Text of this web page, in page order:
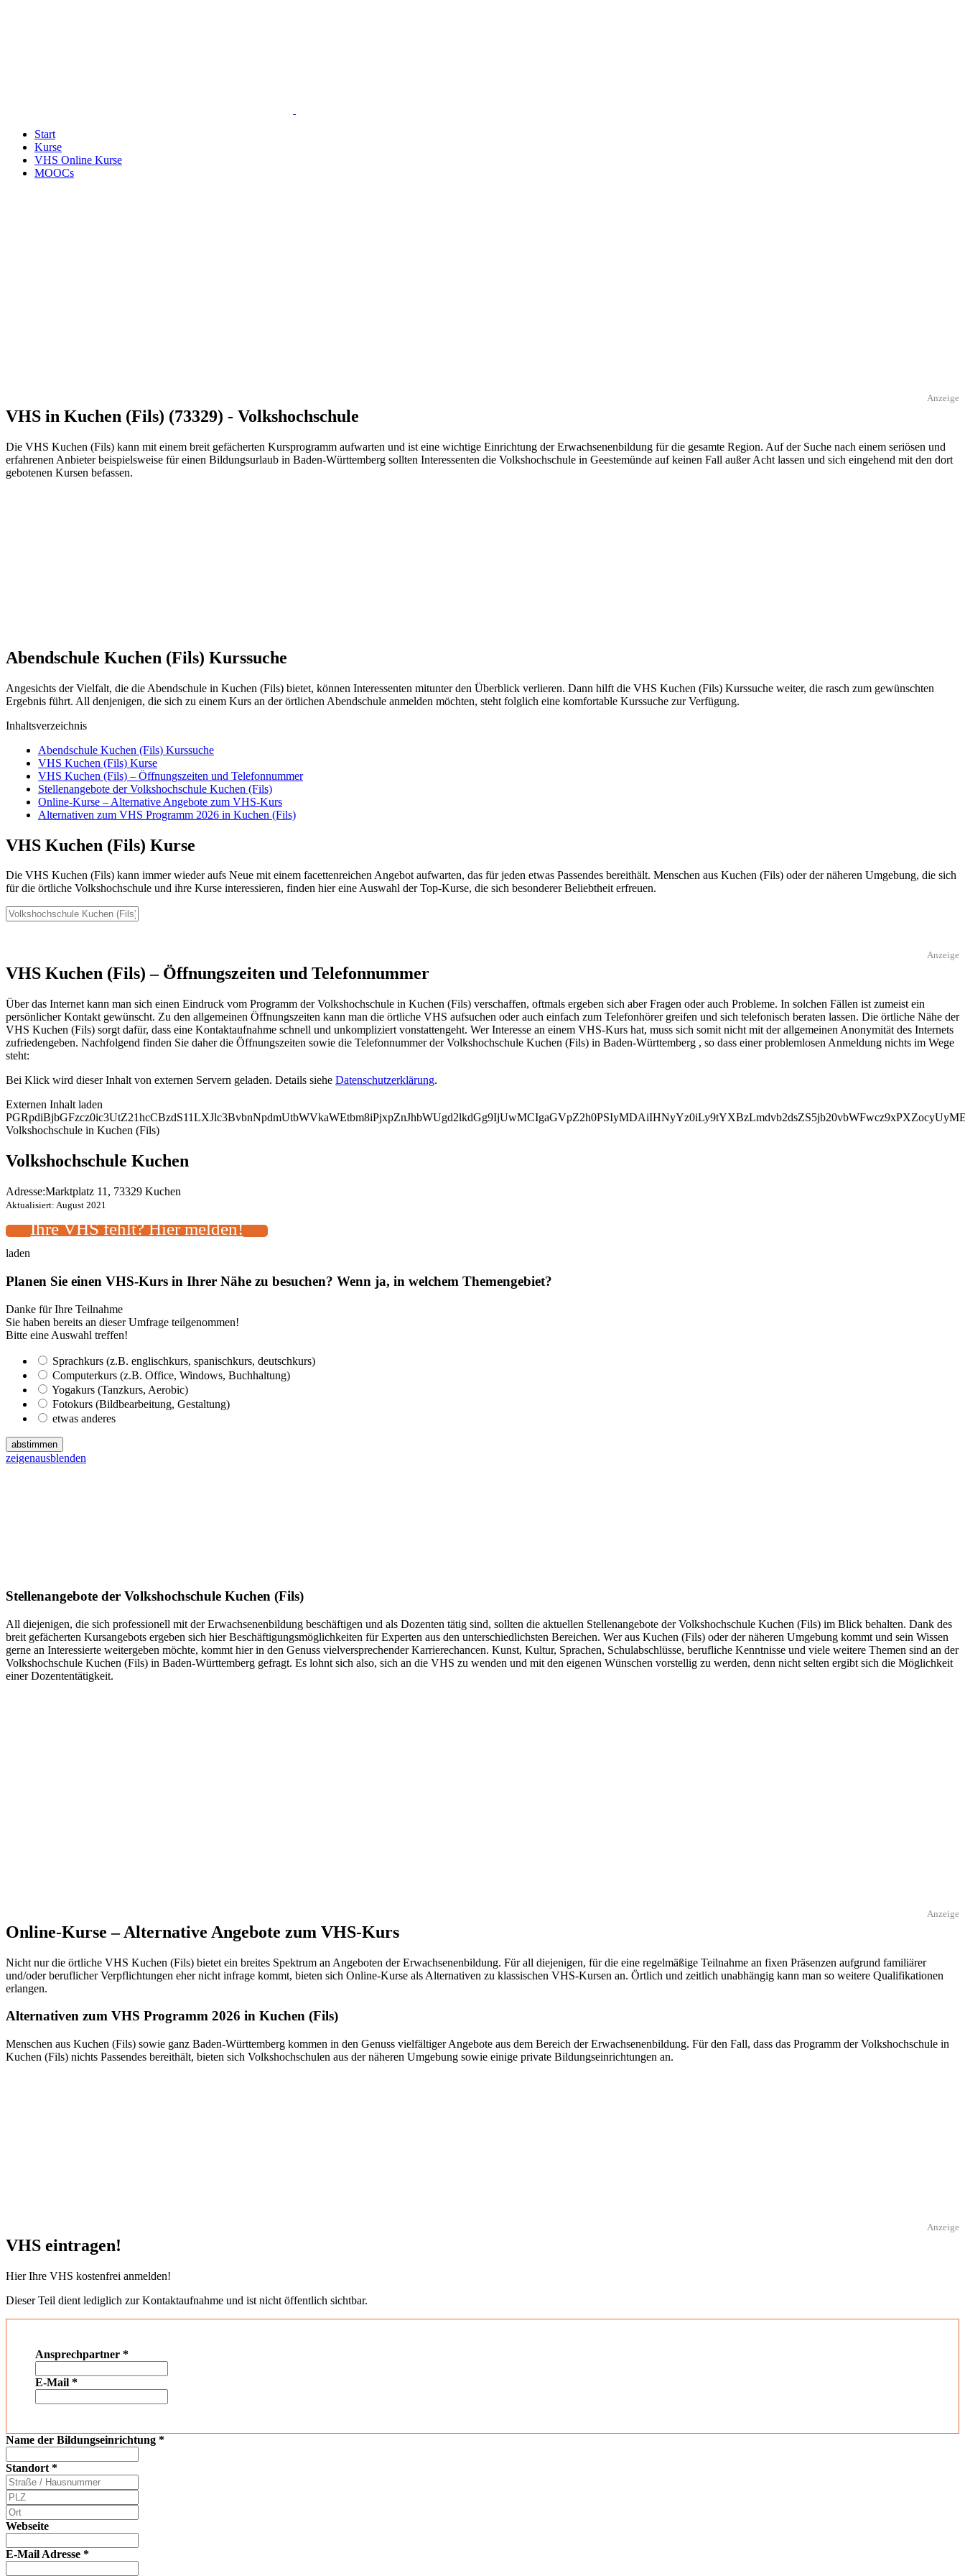
Start
Kurse
VHS Online Kurse
MOOCs
Anzeige
VHS in Kuchen (Fils) (73329) - Volkshochschule
Die VHS Kuchen (Fils) kann mit einem breit gefächerten Kursprogramm aufwarten und ist eine wichtige Einrichtung der Erwachsenenbildung für die gesamte Region. Auf der Suche nach einem seriösen und
erfahrenen Anbieter beispielsweise für einen Bildungsurlaub in Baden-Württemberg sollten Interessenten die Volkshochschule in Geestemünde auf keinen Fall außer Acht lassen und sich eingehend mit den dort
gebotenen Kursen befassen.
Abendschule Kuchen (Fils) Kurssuche
Angesichts der Vielfalt, die die Abendschule in Kuchen (Fils) bietet, können Interessenten mitunter den Überblick verlieren. Dann hilft die VHS Kuchen (Fils) Kurssuche weiter, die rasch zum gewünschten
Ergebnis führt. All denjenigen, die sich zu einem Kurs an der örtlichen Abendschule anmelden möchten, steht folglich eine komfortable Kurssuche zur Verfügung.
Inhaltsverzeichnis
Abendschule Kuchen (Fils) Kurssuche
VHS Kuchen (Fils) Kurse
VHS Kuchen (Fils) – Öffnungszeiten und Telefonnummer
Stellenangebote der Volkshochschule Kuchen (Fils)
Online-Kurse – Alternative Angebote zum VHS-Kurs
Alternativen zum VHS Programm 2026 in Kuchen (Fils)
VHS Kuchen (Fils) Kurse
Die VHS Kuchen (Fils) kann immer wieder aufs Neue mit einem facettenreichen Angebot aufwarten, das für jeden etwas Passendes bereithält. Menschen aus Kuchen (Fils) oder der näheren Umgebung, die sich
für die örtliche Volkshochschule und ihre Kurse interessieren, finden hier eine Auswahl der Top-Kurse, die sich besonderer Beliebtheit erfreuen.
Anzeige
VHS Kuchen (Fils) – Öffnungszeiten und Telefonnummer
Über das Internet kann man sich einen Eindruck vom Programm der Volkshochschule in Kuchen (Fils) verschaffen, oftmals ergeben sich aber Fragen oder auch Probleme. In solchen Fällen ist zumeist ein
persönlicher Kontakt gewünscht. Zu den allgemeinen Öffnungszeiten kann man die örtliche VHS aufsuchen oder auch einfach zum Telefonhörer greifen und sich telefonisch beraten lassen. Die örtliche Nähe der
VHS Kuchen (Fils) sorgt dafür, dass eine Kontaktaufnahme schnell und unkompliziert vonstattengeht. Wer Interesse an einem VHS-Kurs hat, muss sich somit nicht mit der allgemeinen Anonymität des Internets
zufriedengeben. Nachfolgend finden Sie daher die Öffnungszeiten sowie die Telefonnummer der Volkshochschule Kuchen (Fils) in Baden-Württemberg , so dass einer problemlosen Anmeldung nichts im Wege
steht:
Bei Klick wird dieser Inhalt von externen Servern geladen. Details siehe Datenschutzerklärung.
Externen Inhalt laden
Volkshochschule in Kuchen (Fils)
Volkshochschule Kuchen
Adresse:Marktplatz 11, 73329 Kuchen
Aktualisiert: August 2021
Ihre VHS fehlt? Hier melden!
laden
Planen Sie einen VHS-Kurs in Ihrer Nähe zu besuchen? Wenn ja, in welchem Themengebiet?
Danke für Ihre Teilnahme
Sie haben bereits an dieser Umfrage teilgenommen!
Bitte eine Auswahl treffen!
Sprachkurs (z.B. englischkurs, spanischkurs, deutschkurs)
Computerkurs (z.B. Office, Windows, Buchhaltung)
Yogakurs (Tanzkurs, Aerobic)
Fotokurs (Bildbearbeitung, Gestaltung)
etwas anderes
abstimmen
zeigenausblenden
Stellenangebote der Volkshochschule Kuchen (Fils)
All diejenigen, die sich professionell mit der Erwachsenenbildung beschäftigen und als Dozenten tätig sind, sollten die aktuellen Stellenangebote der Volkshochschule Kuchen (Fils) im Blick behalten. Dank des
breit gefächerten Kursangebots ergeben sich hier Beschäftigungsmöglichkeiten für Experten aus den unterschiedlichsten Bereichen. Wer aus Kuchen (Fils) oder der näheren Umgebung kommt und sein Wissen
gerne an Interessierte weitergeben möchte, kommt hier in den Genuss vielversprechender Karrierechancen. Kunst, Kultur, Sprachen, Schulabschlüsse, berufliche Kenntnisse und viele weitere Themen sind an der
Volkshochschule Kuchen (Fils) in Baden-Württemberg gefragt. Es lohnt sich also, sich an die VHS zu wenden und mit den eigenen Wünschen vorstellig zu werden, denn nicht selten ergibt sich die Möglichkeit
einer Dozententätigkeit.
Anzeige
Online-Kurse – Alternative Angebote zum VHS-Kurs
Nicht nur die örtliche VHS Kuchen (Fils) bietet ein breites Spektrum an Angeboten der Erwachsenenbildung. Für all diejenigen, für die eine regelmäßige Teilnahme an fixen Präsenzen aufgrund familiärer
und/oder beruflicher Verpflichtungen eher nicht infrage kommt, bieten sich Online-Kurse als Alternativen zu klassischen VHS-Kursen an. Örtlich und zeitlich unabhängig kann man so weitere Qualifikationen
erlangen.
Alternativen zum VHS Programm 2026 in Kuchen (Fils)
Menschen aus Kuchen (Fils) sowie ganz Baden-Württemberg kommen in den Genuss vielfältiger Angebote aus dem Bereich der Erwachsenenbildung. Für den Fall, dass das Programm der Volkshochschule in
Kuchen (Fils) nichts Passendes bereithält, bieten sich Volkshochschulen aus der näheren Umgebung sowie einige private Bildungseinrichtungen an.
Anzeige
VHS eintragen!
Hier Ihre VHS kostenfrei anmelden!
Dieser Teil dient lediglich zur Kontaktaufnahme und ist nicht öffentlich sichtbar.
Ansprechpartner *
E-Mail *
Name der Bildungseinrichtung *
Standort *
Webseite
E-Mail Adresse *